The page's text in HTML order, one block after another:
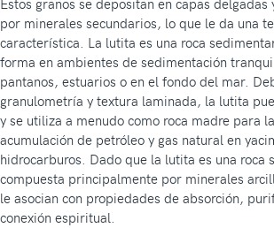
Estos granos se depositan en capas delgadas
por minerales secundarios, lo que le da una
característica. La lutita es una roca
forma en ambientes de sedimentación
pantanos, estuarios o en el fondo del mar.
granulometría y textura laminada, la lutita
y se utiliza a menudo como roca madre para
acumulación de petróleo y gas natural en
hidrocarburos. Dado que la lutita es una roca
compuesta principalmente por minerales
le asocian con propiedades de absorción,
conexión espiritual.